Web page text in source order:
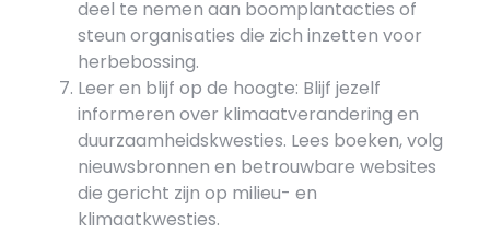
deel te nemen aan boomplantacties of
steun organisaties die zich inzetten voor
herbebossing.
Leer en blijf op de hoogte: Blijf jezelf
informeren over klimaatverandering en
duurzaamheidskwesties. Lees boeken, volg
nieuwsbronnen en betrouwbare websites
die gericht zijn op milieu- en
klimaatkwesties.